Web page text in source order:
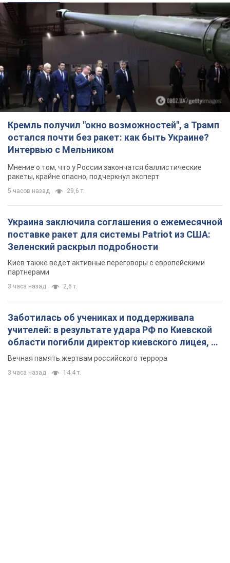
Кремль получил "окно возможностей", а Трамп
остался почти без ракет: как быть Украине?
Интервью с Мельником
Мнение о том, что у России закончатся баллистические
ракеты, крайне опасно, подчеркнул эксперт
5 часов назад 29,6 т.
Украина заключила соглашения о ежемесячной
поставке ракет для системы Patriot из США:
Зеленский раскрыл подробности
Киев также ведет активные переговоры с европейскими
партнерами
3 часа назад 2,6 т.
Заботилась об учениках и поддерживала
учителей: в результате удара РФ по Киевской
области погибли директор киевского лицея, её
муж и внук
Вечная память жертвам российского террора
3 часа назад 14,4 т.